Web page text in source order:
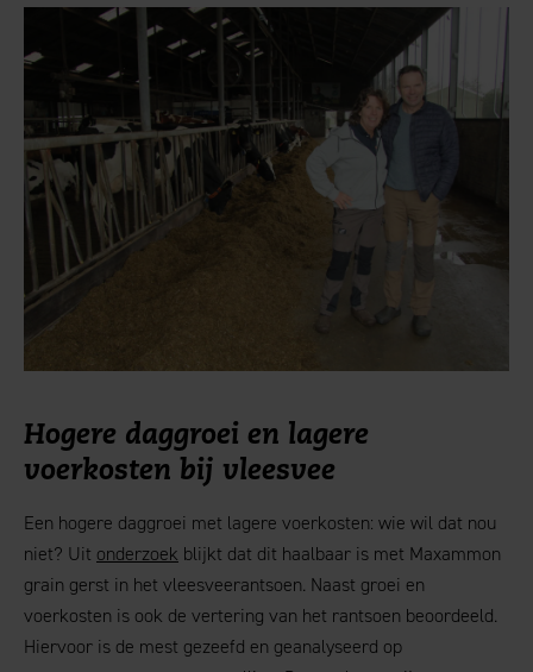
Hogere daggroei en lagere
voerkosten bij vleesvee
Een hogere daggroei met lagere voerkosten: wie wil dat nou
niet? Uit onderzoek blijkt dat dit haalbaar is met Maxammon
grain gerst in het vleesveerantsoen. Naast groei en
voerkosten is ook de vertering van het rantsoen beoordeeld.
Hiervoor is de mest gezeefd en geanalyseerd op